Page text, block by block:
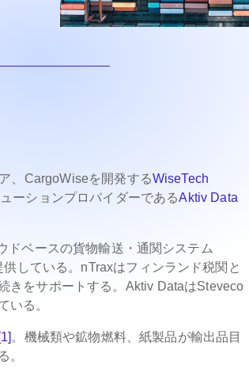
、CargoWiseを開発するWiseTech
ーションプロバイダーであるAktiv Data
ドベースの貨物輸送・通関システム
している。nTraxはフィンランド税関と
きをサポートする。Aktiv DataはSteveco
いる。
[1] 。機械類や鉱物燃料、紙製品が輸出品目
。